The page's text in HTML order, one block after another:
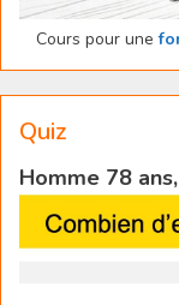
Cours pour une
Quiz
Homme 78